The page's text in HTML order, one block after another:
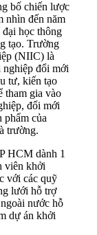
bố chiến lược
nhìn đến năm
học thông
tạo. Trường
(NIIC) là
nghiệp đổi mới
tư, kiến tạo
tham gia vào
đổi mới
phẩm của
trường.
HCM dành 1
viên khởi
với các quỹ
lưới hỗ trợ
nước hỗ
dự án khởi